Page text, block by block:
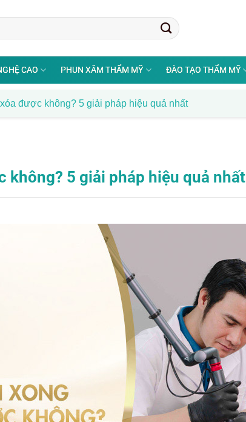
CAO PHUN XĂM THẨM MỸ ĐÀO TẠO THẨM MỸ
được không? 5 giải pháp hiệu quả nhất
không? 5 giải pháp hiệu quả nhất